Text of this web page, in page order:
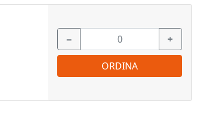
− +
ORDINA